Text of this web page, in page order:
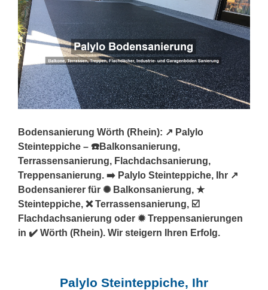
Bodensanierung Wörth (Rhein): ↗️ Palylo
Steinteppiche – ☎️Balkonsanierung,
Terrassensanierung, Flachdachsanierung,
Treppensanierung. ➡️ Palylo Steinteppiche, Ihr ↗️
Bodensanierer für ✺ Balkonsanierung, ★
Steinteppiche, ❌ Terrassensanierung, ☑️
Flachdachsanierung oder ✹ Treppensanierungen
in ✔️ Wörth (Rhein). Wir steigern Ihren Erfolg.
Palylo Steinteppiche, Ihr